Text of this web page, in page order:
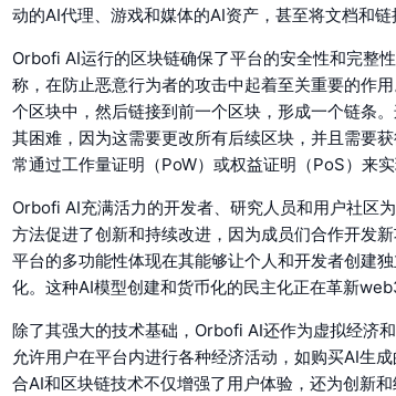
动的AI代理、游戏和媒体的AI资产，甚至将文档和链
Orbofi AI运行的区块链确保了平台的安全性和完整
称，在防止恶意行为者的攻击中起着至关重要的作
个区块中，然后链接到前一个区块，形成一个链条
其困难，因为这需要更改所有后续区块，并且需要
常通过工作量证明（PoW）或权益证明（PoS）来
Orbofi AI充满活力的开发者、研究人员和用户社区
方法促进了创新和持续改进，因为成员们合作开发
平台的多功能性体现在其能够让个人和开发者创建
化。这种AI模型创建和货币化的民主化正在革新
除了其强大的技术基础，Orbofi AI还作为虚拟经济
允许用户在平台内进行各种经济活动，如购买AI生
合AI和区块链技术不仅增强了用户体验，还为创新和